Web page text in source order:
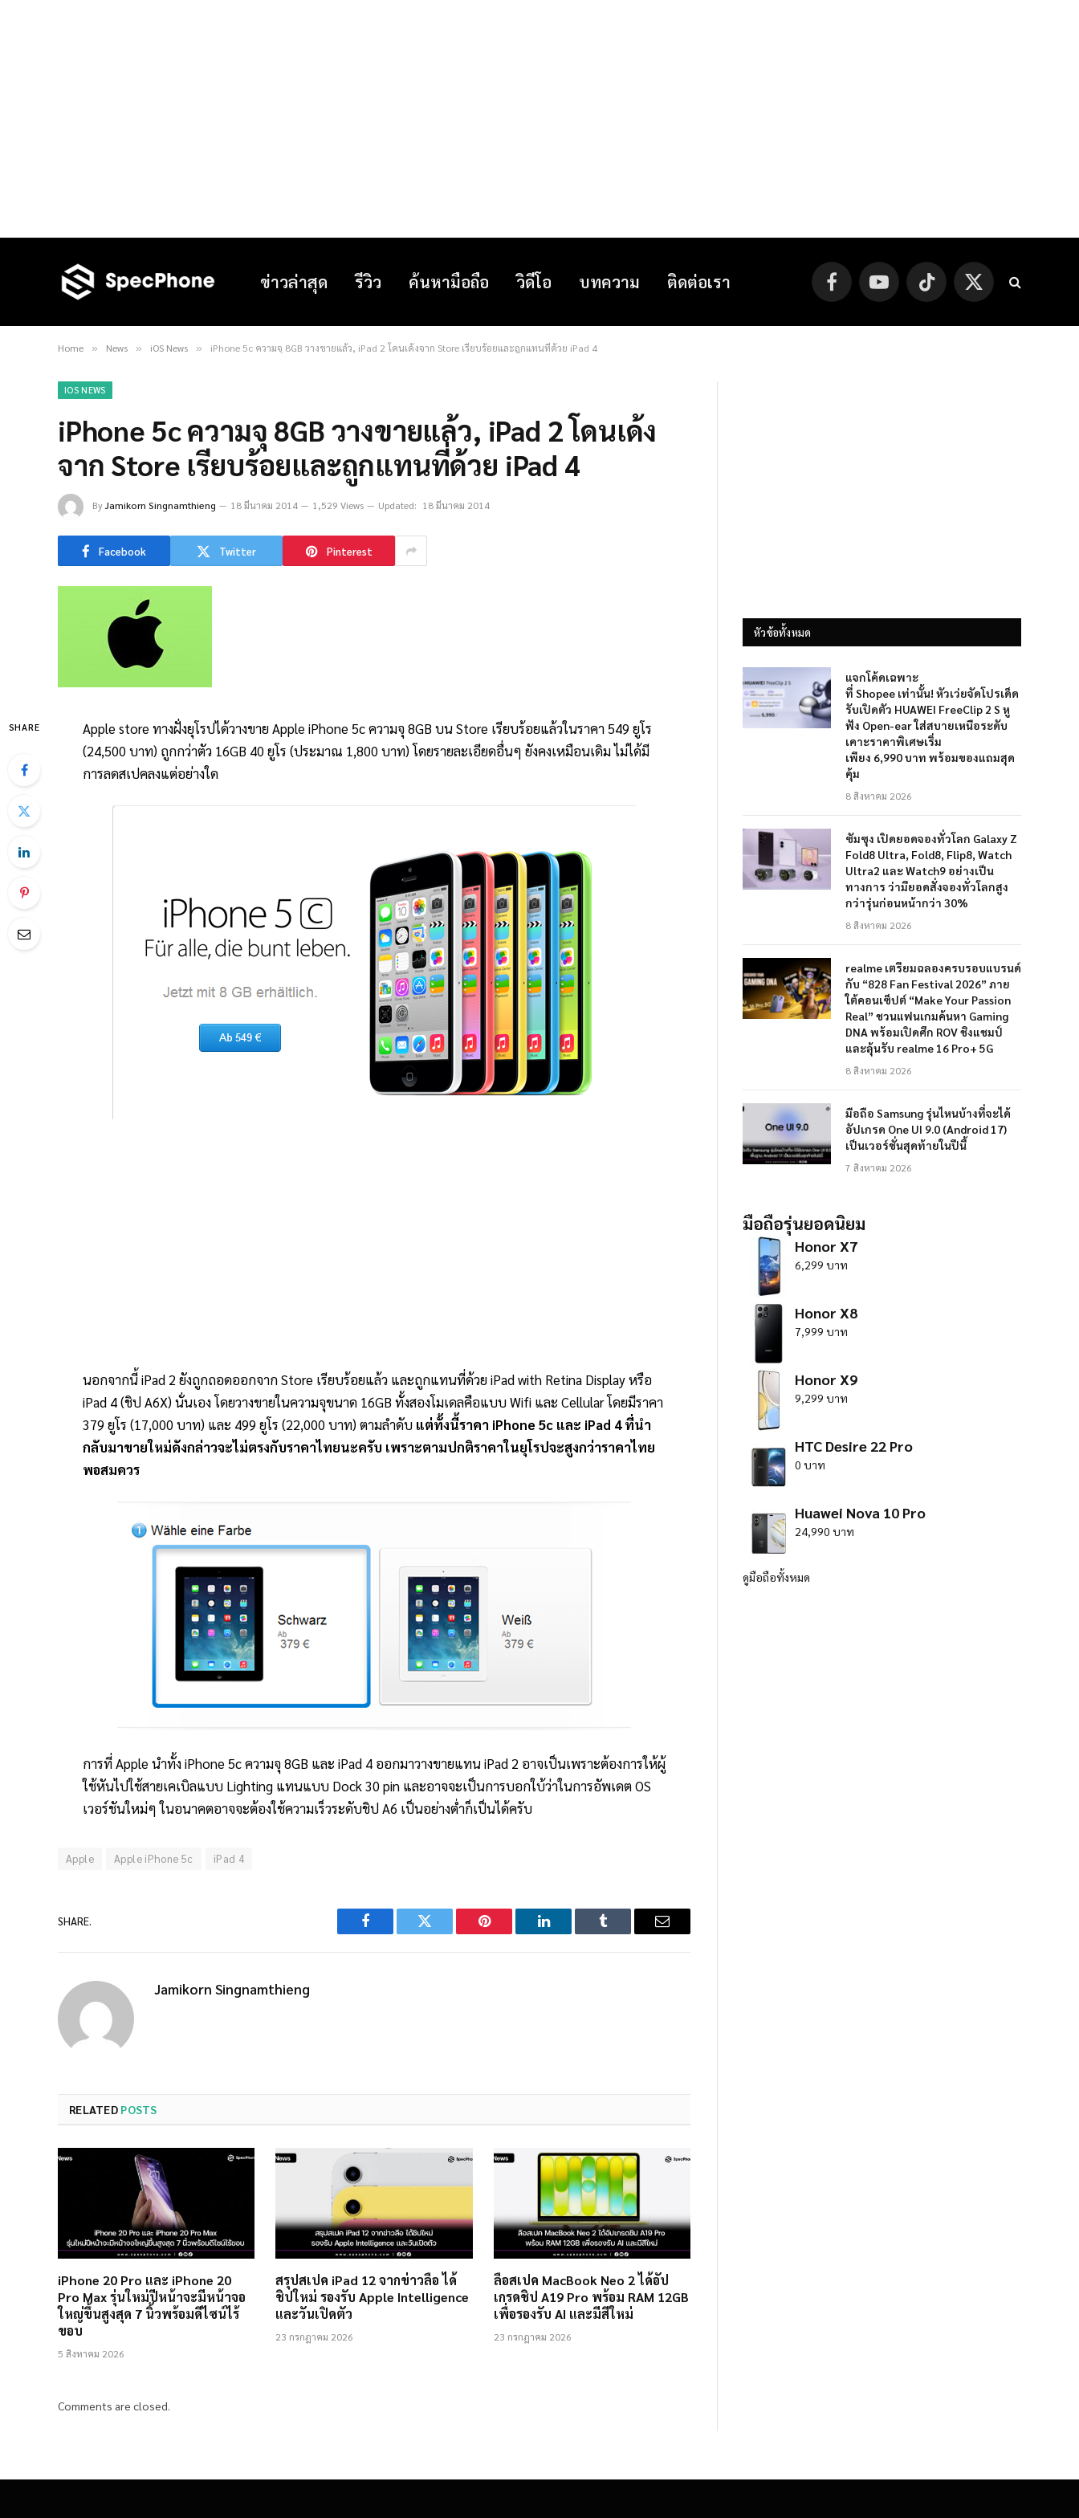
ข่าวล่าสุด รีวิว ค้นหามือถือ วิดีโอ บทความ ติดต่อเรา FacebookYouTube TikTok
X
(Twitter)
Home » News » iOS News » iPhone 5c ความจุ 8GB วางขายแล้ว, iPad 2 โดนเด้งจาก Store เรียบร้อยและถูกแทนที่ด้วย iPad 4
IOS NEWS
iPhone 5c ความจุ 8GB วางขายแล้ว, iPad 2 โดนเด้ง
จาก Store เรียบร้อยและถูกแทนที่ด้วย iPad 4
ByJamikorn Singnamthieng 18 มีนาคม 2014 1,529 Views Updated: 18 มีนาคม 2014
Facebook Twitter Pinterest
SHARE
Apple store ทางฝั่งยุโรปได้วางขาย Apple iPhone 5c ความจุ 8GB บน Store เรียบร้อยแล้วในราคา 549 ยูโร
(24,500 บาท) ถูกกว่าตัว 16GB 40 ยูโร (ประมาณ 1,800 บาท) โดยรายละเอียดอื่นๆ ยังคงเหมือนเดิม ไม่ได้มี
การลดสเปคลงแต่อย่างใด
นอกจากนี้ iPad 2 ยังถูกถอดออกจาก Store เรียบร้อยแล้ว และถูกแทนที่ด้วย iPad with Retina Display หรือ
iPad 4 (ชิป A6X) นั่นเอง โดยวางขายในความจุขนาด 16GB ทั้งสองโมเดลคือแบบ Wifi และ Cellular โดยมีราคา
379 ยูโร (17,000 บาท) และ 499 ยูโร (22,000 บาท) ตามลำดับ แต่ทั้งนี้ราคา iPhone 5c และ iPad 4 ที่นำ
กลับมาขายใหม่ดังกล่าวจะไม่ตรงกับราคาไทยนะครับ เพราะตามปกติราคาในยุโรปจะสูงกว่าราคาไทย
พอสมควร
การที่ Apple นำทั้ง iPhone 5c ความจุ 8GB และ iPad 4 ออกมาวางขายแทน iPad 2 อาจเป็นเพราะต้องการให้ผู้
ใช้หันไปใช้สายเคเบิลแบบ Lighting แทนแบบ Dock 30 pin และอาจจะเป็นการบอกใบ้ว่าในการอัพเดต OS
เวอร์ชันใหม่ๆ ในอนาคตอาจจะต้องใช้ความเร็วระดับชิป A6 เป็นอย่างต่ำก็เป็นได้ครับ
Apple Apple iPhone 5c iPad 4
SHARE.
Facebook Twitter Pinterest LinkedIn Tumblr Email
Jamikorn Singnamthieng
RELATED POSTS
iPhone 20 Pro และ iPhone 20
Pro Max รุ่นใหม่ปีหน้าจะมีหน้าจอ
ใหญ่ขึ้นสูงสุด 7 นิ้วพร้อมดีไซน์ไร้
ขอบ
5 สิงหาคม 2026
สรุปสเปค iPad 12 จากข่าวลือ ได้
ชิปใหม่ รองรับ Apple Intelligence
และวันเปิดตัว
23 กรกฎาคม 2026
ลือสเปค MacBook Neo 2 ได้อัป
เกรดชิป A19 Pro พร้อม RAM 12GB
เพื่อรองรับ AI และมีสีใหม่
23 กรกฎาคม 2026
Comments are closed.
หัวข้อทั้งหมด
แจกโค้ดเฉพาะ
ที่ Shopee เท่านั้น! หัวเว่ยจัดโปรเด็ด
รับเปิดตัว HUAWEI FreeClip 2 S หู
ฟัง Open-ear ใส่สบายเหนือระดับ
เคาะราคาพิเศษเริ่ม
เพียง 6,990 บาท พร้อมของแถมสุด
คุ้ม
8 สิงหาคม 2026
ซัมซุง เปิดยอดจองทั่วโลก Galaxy Z
Fold8 Ultra, Fold8, Flip8, Watch
Ultra2 และ Watch9 อย่างเป็น
ทางการ ว่ามียอดสั่งจองทั่วโลกสูง
กว่ารุ่นก่อนหน้ากว่า 30%
8 สิงหาคม 2026
realme เตรียมฉลองครบรอบแบรนด์
กับ “828 Fan Festival 2026” ภาย
ใต้คอนเซ็ปต์ “Make Your Passion
Real” ชวนแฟนเกมค้นหา Gaming
DNA พร้อมเปิดศึก ROV ชิงแชมป์
และลุ้นรับ realme 16 Pro+ 5G
8 สิงหาคม 2026
มือถือ Samsung รุ่นไหนบ้างที่จะได้
อัปเกรด One UI 9.0 (Android 17)
เป็นเวอร์ชั่นสุดท้ายในปีนี้
7 สิงหาคม 2026
มือถือรุ่นยอดนิยม
Honor X7
6,299 บาท
Honor X8
7,999 บาท
Honor X9
9,299 บาท
HTC Desire 22 Pro
0 บาท
Huawei Nova 10 Pro
24,990 บาท
ดูมือถือทั้งหมด